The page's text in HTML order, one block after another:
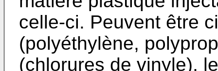
celle-ci. Peuvent être
(polyéthylène,
(chlorures de vinyle),